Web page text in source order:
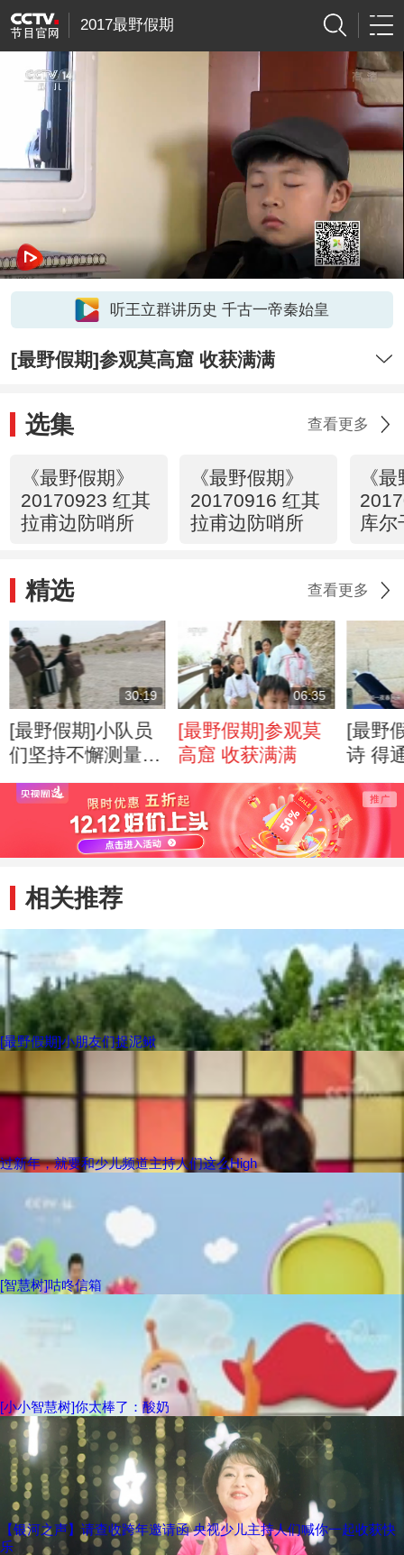
2017最野假期
听王立群讲历史 千古一帝秦始皇
[最野假期]参观莫高窟 收获满满
选集 查看更多
《最野假期》
20170923 红其
拉甫边防哨所
《最野假期》
20170916 红其
拉甫边防哨所
《
库尔
精选 查看更多
30:19
[最野假期]小队员
们坚持不懈测量瞭
望塔高度
06:35
[最野假期]参观莫
高窟 收获满满
[最野
诗 得
相关推荐
[最野假期]小朋友们捉泥鳅
过新年，就要和少儿频道主持人们这么High
[智慧树]咕咚信箱
[小小智慧树]你太棒了：酸奶
【银河之声】请查收跨年邀请函 央视少儿主持人们喊你一起收获快
乐